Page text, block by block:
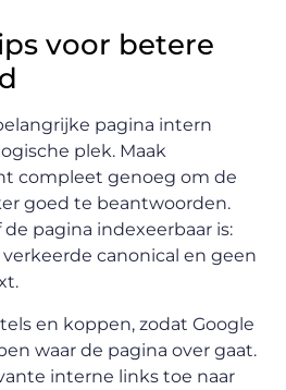
voor betere
pagina intern
plek. Maak
compleet genoeg om de
goed te beantwoorden.
pagina indexeerbaar is:
canonical en geen
en koppen, zodat Google
waar de pagina over gaat.
interne links toe naar